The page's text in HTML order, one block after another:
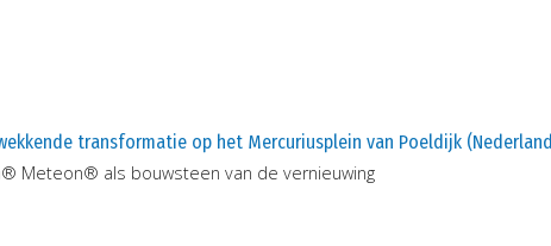
transformatie op het Mercuriusplein van Poeldijk
Meteon® als bouwsteen van de vernieuwing